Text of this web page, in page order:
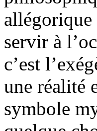
allégorique
servir à
c’est
une réalité
symbole